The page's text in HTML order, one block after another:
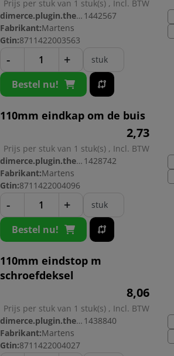
Prijs per stuk van 1 stuk(s) , Incl. BTW
dimerce.plugin.theme.productnr: 1442567
Fabrikant:Martens
Gtin:8711422003563
- + stuk
Bestel nu!
110mm eindkap om de buis
2,73
Prijs per stuk van 1 stuk(s) , Incl. BTW
dimerce.plugin.theme.productnr: 1428742
Fabrikant:Martens
Gtin:8711422004096
- + stuk
Bestel nu!
110mm eindstop m
schroefdeksel
8,06
Prijs per stuk van 1 stuk(s) , Incl. BTW
dimerce.plugin.theme.productnr: 1438840
Fabrikant:Martens
Gtin:8711422004027